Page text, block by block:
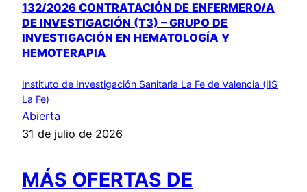
132/2026 CONTRATACIÓN DE ENFERMERO/A
DE INVESTIGACIÓN (T3) – GRUPO DE
INVESTIGACIÓN EN HEMATOLOGÍA Y
HEMOTERAPIA
Instituto de Investigación Sanitaria La Fe de Valencia (IIS
La Fe)
Abierta
31 de julio de 2026
MÁS OFERTAS DE